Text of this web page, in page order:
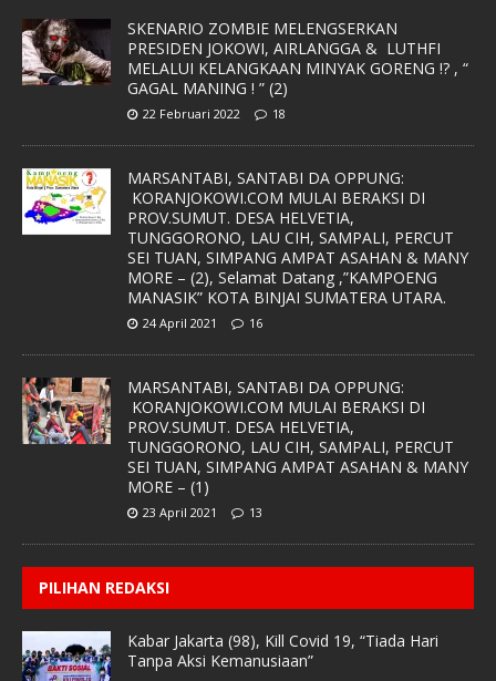
SKENARIO ZOMBIE MELENGSERKAN
PRESIDEN JOKOWI, AIRLANGGA & LUTHFI
MELALUI KELANGKAAN MINYAK GORENG !? , “
GAGAL MANING ! ” (2)
22 Februari 2022 18
MARSANTABI, SANTABI DA OPPUNG:
KORANJOKOWI.COM MULAI BERAKSI DI
PROV.SUMUT. DESA HELVETIA,
TUNGGORONO, LAU CIH, SAMPALI, PERCUT
SEI TUAN, SIMPANG AMPAT ASAHAN & MANY
MORE – (2), Selamat Datang ,”KAMPOENG
MANASIK” KOTA BINJAI SUMATERA UTARA.
24 April 2021 16
MARSANTABI, SANTABI DA OPPUNG:
KORANJOKOWI.COM MULAI BERAKSI DI
PROV.SUMUT. DESA HELVETIA,
TUNGGORONO, LAU CIH, SAMPALI, PERCUT
SEI TUAN, SIMPANG AMPAT ASAHAN & MANY
MORE – (1)
23 April 2021 13
PILIHAN REDAKSI
Kabar Jakarta (98), Kill Covid 19, “Tiada Hari
Tanpa Aksi Kemanusiaan”